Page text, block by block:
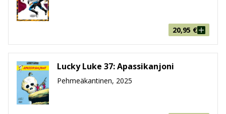
20,95 €
Lucky Luke 37: Apassikanjoni
Pehmeäkantinen, 2025